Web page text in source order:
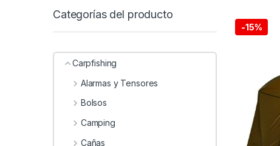
-15%
Categorías del producto
Carpfishing
Alarmas y Tensores
Bolsos
Camping
Cañas